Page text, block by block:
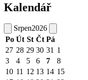
Kalendář
Srpen2026
Po Út St Čt Pá
27 28 29 30 31 1
3
4 5 6 7 8
10 11 12 13 14 15